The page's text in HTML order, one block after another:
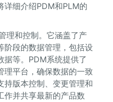
详细介绍PDM和PLM的
理和控制。它涵盖了产
阶段的数据管理，包括设
据等。PDM系统提供了
理平台，确保数据的一致
持版本控制、变更管理和
作并共享最新的产品数